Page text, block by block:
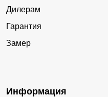
Дилерам
Гарантия
Замер
Информация